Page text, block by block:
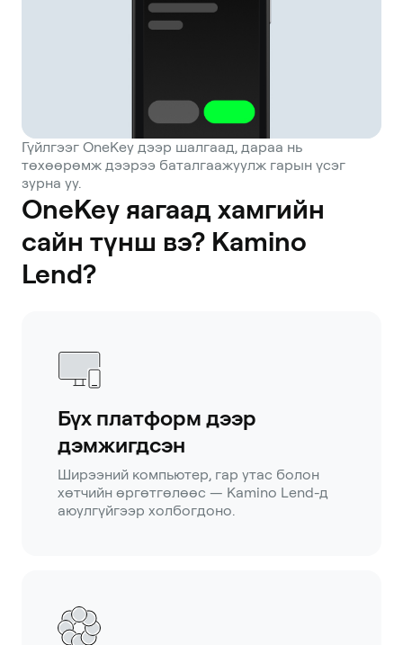
Гүйлгээг OneKey дээр шалгаад, дараа нь
төхөөрөмж дээрээ баталгаажуулж гарын үсэг
зурна уу.
OneKey яагаад хамгийн
сайн түнш вэ? Kamino
Lend?
Бүх платформ дээр
дэмжигдсэн
Ширээний компьютер, гар утас болон
хөтчийн өргөтгөлөөс — Kamino Lend-д
аюулгүйгээр холбогдоно.